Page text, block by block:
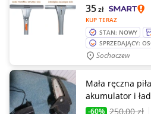
KUP TERAZ
35zł
STAN: NOWY
SPRZEDAJĄCY:
Sochaczew
Mała ręczna
akumulator i
-60% 250,00 zł